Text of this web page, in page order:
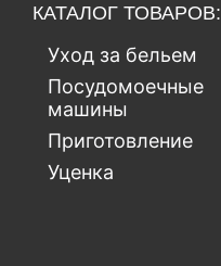
КАТАЛОГ ТОВАРОВ:
Уход за бельем
Посудомоечные
машины
Приготовление
Уценка